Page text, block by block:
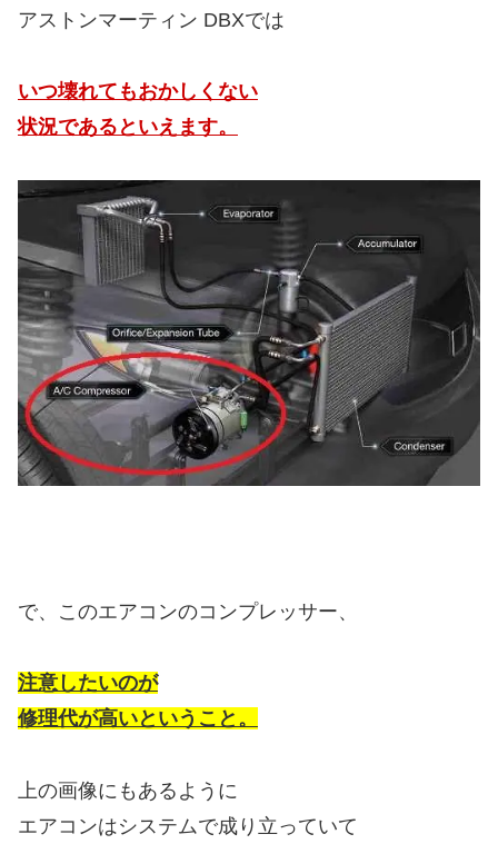
アストンマーティン DBXでは
いつ壊れてもおかしくない
状況であるといえます。
で、このエアコンのコンプレッサー、
注意したいのが
修理代が高いということ。
上の画像にもあるように
エアコンはシステムで成り立っていて